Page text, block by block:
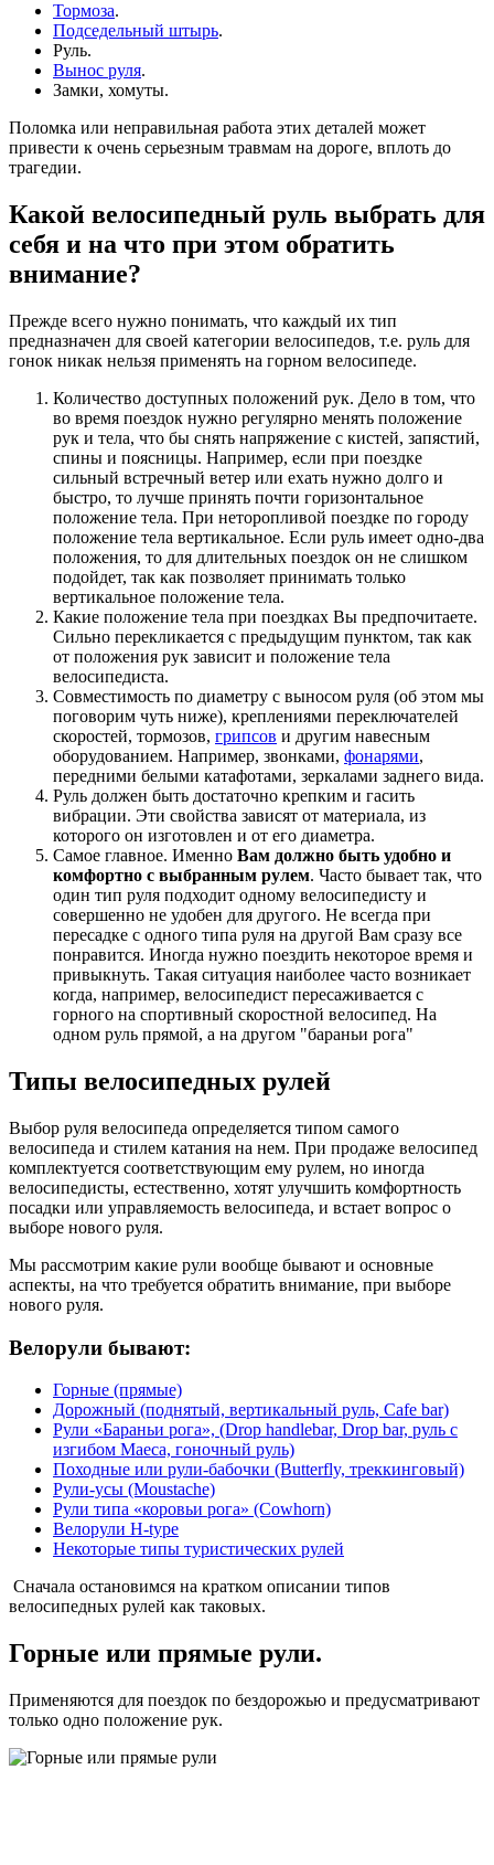
Тормоза.
Подседельный штырь.
Руль.
Вынос руля.
Замки, хомуты.
Поломка или неправильная работа этих деталей может
привести к очень серьезным травмам на дороге, вплоть до
трагедии.
Какой велосипедный руль выбрать для
себя и на что при этом обратить
внимание?
Прежде всего нужно понимать, что каждый их тип
предназначен для своей категории велосипедов, т.е. руль для
гонок никак нельзя применять на горном велосипеде.
Количество доступных положений рук. Дело в том, что
во время поездок нужно регулярно менять положение
рук и тела, что бы снять напряжение с кистей, запястий,
спины и поясницы. Например, если при поездке
сильный встречный ветер или ехать нужно долго и
быстро, то лучше принять почти горизонтальное
положение тела. При неторопливой поездке по городу
положение тела вертикальное. Если руль имеет одно-два
положения, то для длительных поездок он не слишком
подойдет, так как позволяет принимать только
вертикальное положение тела.
Какие положение тела при поездках Вы предпочитаете.
Сильно перекликается с предыдущим пунктом, так как
от положения рук зависит и положение тела
велосипедиста.
Совместимость по диаметру с выносом руля (об этом мы
поговорим чуть ниже), креплениями переключателей
скоростей, тормозов, грипсов и другим навесным
оборудованием. Например, звонками, фонарями,
передними белыми катафотами, зеркалами заднего вида.
Руль должен быть достаточно крепким и гасить
вибрации. Эти свойства зависят от материала, из
которого он изготовлен и от его диаметра.
Самое главное. Именно Вам должно быть удобно и
комфортно с выбранным рулем. Часто бывает так, что
один тип руля подходит одному велосипедисту и
совершенно не удобен для другого. Не всегда при
пересадке с одного типа руля на другой Вам сразу все
понравится. Иногда нужно поездить некоторое время и
привыкнуть. Такая ситуация наиболее часто возникает
когда, например, велосипедист пересаживается с
горного на спортивный скоростной велосипед. На
одном руль прямой, а на другом "бараньи рога"
Типы велосипедных рулей
Выбор руля велосипеда определяется типом самого
велосипеда и стилем катания на нем. При продаже велосипед
комплектуется соответствующим ему рулем, но иногда
велосипедисты, естественно, хотят улучшить комфортность
посадки или управляемость велосипеда, и встает вопрос о
выборе нового руля.
Мы рассмотрим какие рули вообще бывают и основные
аспекты, на что требуется обратить внимание, при выборе
нового руля.
Велорули бывают:
Горные (прямые)
Дорожный (поднятый, вертикальный руль, Cafe bar)
Рули «Бараньи рога», (Drop handlebar, Drop bar, руль с
изгибом Маеса, гоночный руль)
Походные или рули-бабочки (Butterfly, треккинговый)
Рули-усы (Moustache)
Рули типа «коровьи рога» (Cowhorn)
Велорули H-type
Некоторые типы туристических рулей
Сначала остановимся на кратком описании типов
велосипедных рулей как таковых.
Горные или прямые рули.
Применяются для поездок по бездорожью и предусматривают
только одно положение рук.